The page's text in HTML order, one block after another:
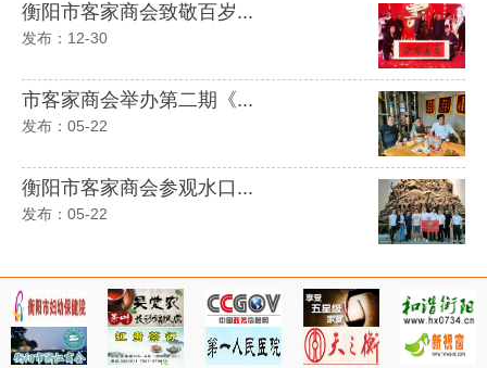
衡阳市客家商会致敬百岁...
发布：12-30
市客家商会举办第二期《...
发布：05-22
衡阳市客家商会参观水口...
发布：05-22